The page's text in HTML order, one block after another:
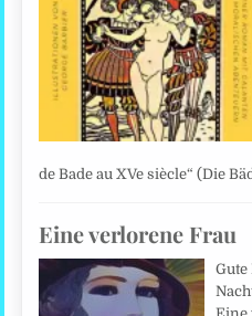
de Bade au XVe siècle“ (Die
Eine verlorene Frau
Gute